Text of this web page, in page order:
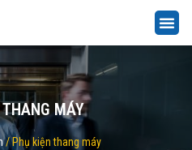
MÁY
/ Phụ kiện thang máy